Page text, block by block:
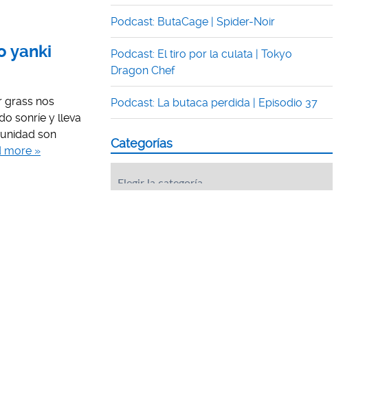
yanki
grass nos
sonríe y lleva
son
more »
Podcast: ButaCage | Spider-Noir
Podcast: El tiro por la culata | Tokyo
Dragon Chef
Podcast: La butaca perdida | Episodio 37
Categorías